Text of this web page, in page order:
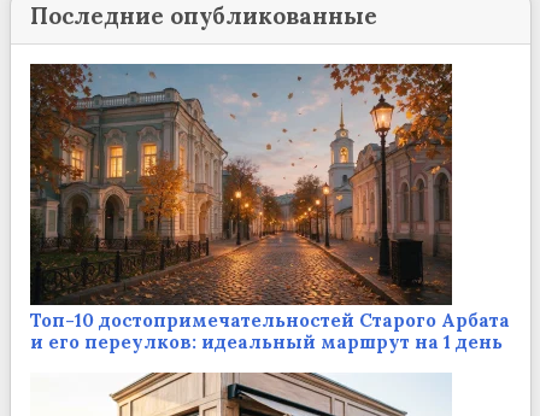
Последние опубликованные
Топ-10 достопримечательностей Старого Арбата
и его переулков: идеальный маршрут на 1 день